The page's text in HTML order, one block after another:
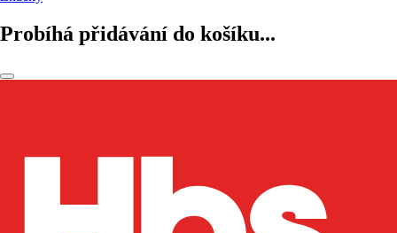
Probíhá přidávání do košíku...